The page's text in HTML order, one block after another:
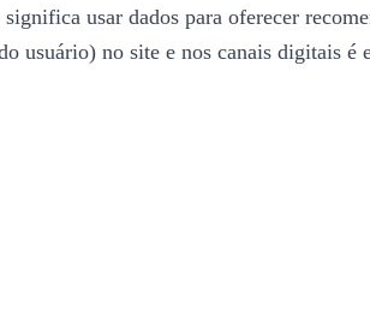
usar dados para oferecer
usuário) no site e nos canais digitais é